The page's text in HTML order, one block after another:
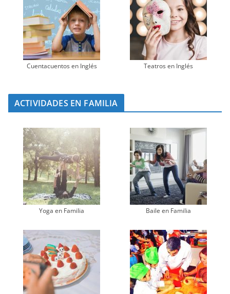
Cuentacuentos en Inglés Teatros en Inglés
ACTIVIDADES EN FAMILIA
Yoga en Familia Baile en Familia